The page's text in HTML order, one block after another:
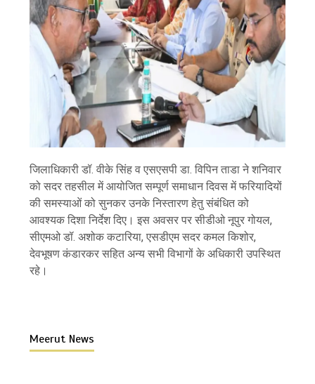
जिलाधिकारी डॉ. वीके सिंह व एसएसपी डा. विपिन ताडा ने शनिवार
को सदर तहसील में आयोजित सम्पूर्ण समाधान दिवस में फरियादियों
की समस्याओं को सुनकर उनके निस्तारण हेतु संबंधित को
आवश्यक दिशा निर्देश दिए। इस अवसर पर सीडीओ नूपुर गोयल,
सीएमओ डॉ. अशोक कटारिया, एसडीएम सदर कमल किशोर,
देवभूषण कंडारकर सहित अन्य सभी विभागों के अधिकारी उपस्थित
रहे।
Meerut News